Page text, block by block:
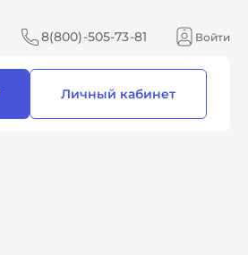
8(800)-505-73-81 Войти
Личный кабинет